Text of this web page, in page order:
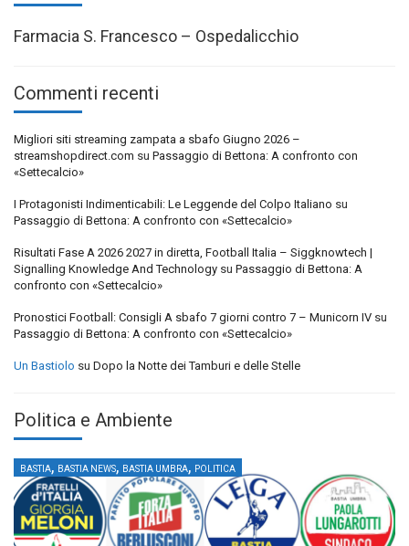
Farmacia S. Francesco – Ospedalicchio
Commenti recenti
Migliori siti streaming zampata a sbafo Giugno 2026 –
streamshopdirect.com su Passaggio di Bettona: A confronto con
«Settecalcio»
I Protagonisti Indimenticabili: Le Leggende del Colpo Italiano su
Passaggio di Bettona: A confronto con «Settecalcio»
Risultati Fase A 2026 2027 in diretta, Football Italia – Siggknowtech |
Signalling Knowledge And Technology su Passaggio di Bettona: A
confronto con «Settecalcio»
Pronostici Football: Consigli A sbafo 7 giorni contro 7 – Municorn IV su
Passaggio di Bettona: A confronto con «Settecalcio»
Un Bastiolo su Dopo la Notte dei Tamburi e delle Stelle
Politica e Ambiente
BASTIA, BASTIA NEWS, BASTIA UMBRA, POLITICA